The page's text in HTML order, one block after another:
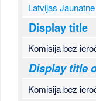
Latvijas Jaunatne
Display title
Komisija bez
Display title
Komisija bez